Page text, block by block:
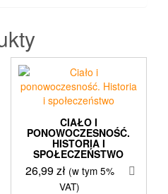
CIAŁO I
PONOWOCZESNOŚĆ.
HISTORIA I
SPOŁECZEŃSTWO
26,99zł (w tym 5%
VAT)